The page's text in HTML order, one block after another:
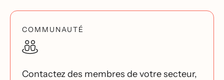
COMMUNAUTÉ
Contactez des membres de votre secteur,